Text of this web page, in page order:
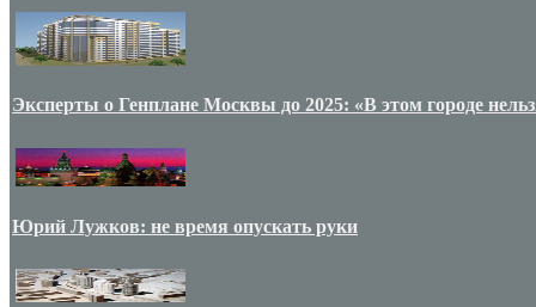
Эксперты о Генплане Москвы до 2025: «В этом городе
Юрий Лужков: не время опускать руки